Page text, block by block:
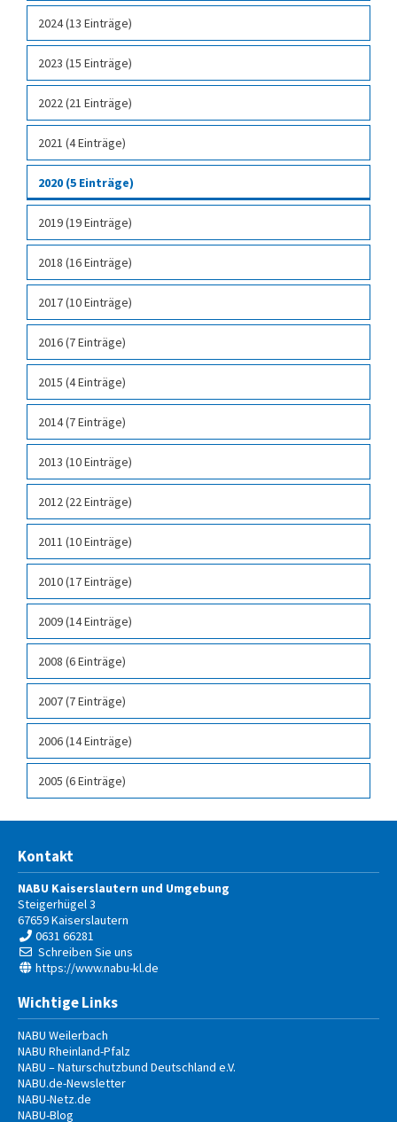
2024 (13 Einträge)
2023 (15 Einträge)
2022 (21 Einträge)
2021 (4 Einträge)
2020 (5 Einträge)
2019 (19 Einträge)
2018 (16 Einträge)
2017 (10 Einträge)
2016 (7 Einträge)
2015 (4 Einträge)
2014 (7 Einträge)
2013 (10 Einträge)
2012 (22 Einträge)
2011 (10 Einträge)
2010 (17 Einträge)
2009 (14 Einträge)
2008 (6 Einträge)
2007 (7 Einträge)
2006 (14 Einträge)
2005 (6 Einträge)
Kontakt
NABU Kaiserslautern und Umgebung
Steigerhügel 3
67659Kaiserslautern
0631 66281
Schreiben Sie uns
https://www.nabu-kl.de
Wichtige Links
NABU Weilerbach
NABU Rheinland-Pfalz
NABU – Naturschutzbund Deutschland e.V.
NABU.de-Newsletter
NABU-Netz.de
NABU-Blog